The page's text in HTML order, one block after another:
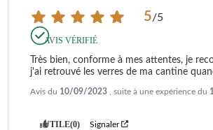
5/5
AVIS VÉRIFIÉ
Très bien, conforme à mes attentes, je
j'ai retrouvé les verres de ma cantine
Avis du 10/09/2023 , suite à une expérience du
UTILE(0) Signaler